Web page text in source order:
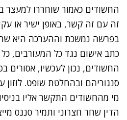
החשודים כאמור שוחררו למעצר
זה עם זה קשר, באופן ישיר או
בפרשה נמשכת וההערכה היא
כתב אישום נגד כל המעורבים,
החשודים, נכון לעכשיו, אסורים
סנגוריהם ובהחלטת שופט. לוזון
מי מהחשודים התקשר אליו
הדין שחר חצרוני ותמיר סננס